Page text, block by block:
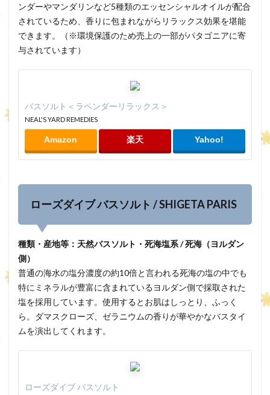
ンダーやマンダリンなど5種類のエッセンシャルオイルが配合
されているため、香りに包まれながらリラックス効果を堪能
できます。（※環境保護のため売上の一部がパタゴニアに寄
与されています）
バスソルト＜ラベンダーリラックス＞
NEAL'S YARD REMEDIES
Amazon 楽天 Yahoo!
ローズダイブ バスソルト / SHIGETA PARIS
種類・産地等：天然バスソルト・死海塩系 / 死海（ヨルダン
側）
普通の海水の塩分濃度の約10倍と言われる死海の塩の中でも
特にミネラルが豊富に含まれているヨルダン側で採取された
塩を採用しています。使用するとお肌はしっとり、ふっく
ら。ダマスクローズ、ゼラニウムの香りが華やかなバスタイ
ムを演出してくれます。
ローズダイブ バスソルト